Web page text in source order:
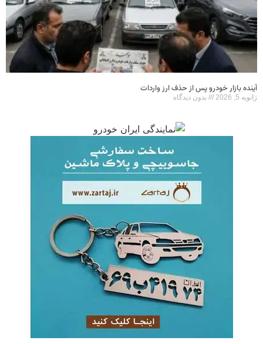
آینده بازار خودرو پس از حذف ارز واردات
ژانویه 5, 2026 بدون دیدگاه